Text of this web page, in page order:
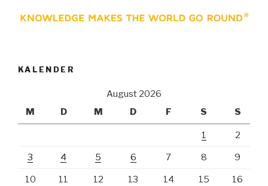
KALENDER
August 2026
M
D M D F S S
1 2
3 4 5 6 7 8 9
10 11 12 13 14 15 16